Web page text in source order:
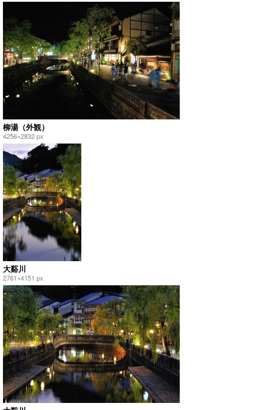
柳湯（外観）
4256×2832 px
大谿川
2761×4151 px